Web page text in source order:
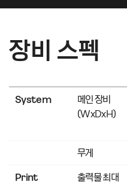
장비 스펙
System
메인 장비
(WxDxH)
무게
Print
출력물 최대